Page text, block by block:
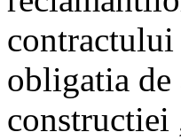
contractului
obligatia de
constructiei